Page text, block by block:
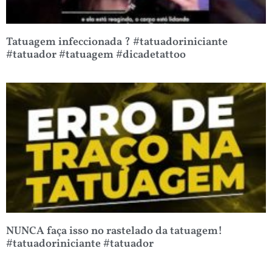
Tatuagem infeccionada ? #tatuadoriniciante
#tatuador #tatuagem #dicadetattoo
NUNCA faça isso no rastelado da tatuagem!
#tatuadoriniciante #tatuador